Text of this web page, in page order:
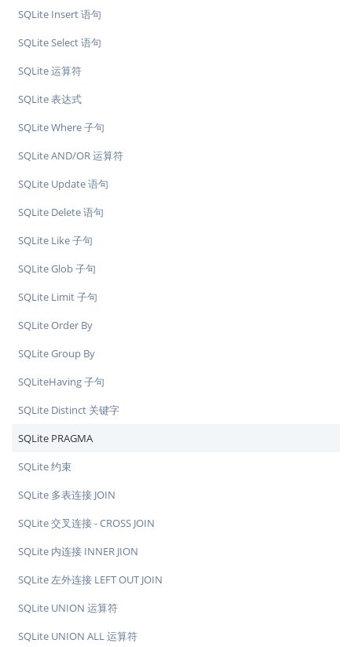
SQLite Insert 语句
SQLite Select 语句
SQLite 运算符
SQLite 表达式
SQLite Where 子句
SQLite AND/OR 运算符
SQLite Update 语句
SQLite Delete 语句
SQLite Like 子句
SQLite Glob 子句
SQLite Limit 子句
SQLite Order By
SQLite Group By
SQLiteHaving 子句
SQLite Distinct 关键字
SQLite PRAGMA
SQLite 约束
SQLite 多表连接 JOIN
SQLite 交叉连接 - CROSS JOIN
SQLite 内连接 INNER JION
SQLite 左外连接 LEFT OUT JOIN
SQLite UNION 运算符
SQLite UNION ALL 运算符